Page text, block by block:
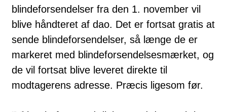
blindeforsendelser fra den 1. november vil
blive håndteret af dao. Det er fortsat gratis at
sende blindeforsendelser, så længe de er
markeret med blindeforsendelsesmærket, og
de vil fortsat blive leveret direkte til
modtagerens adresse. Præcis ligesom før.